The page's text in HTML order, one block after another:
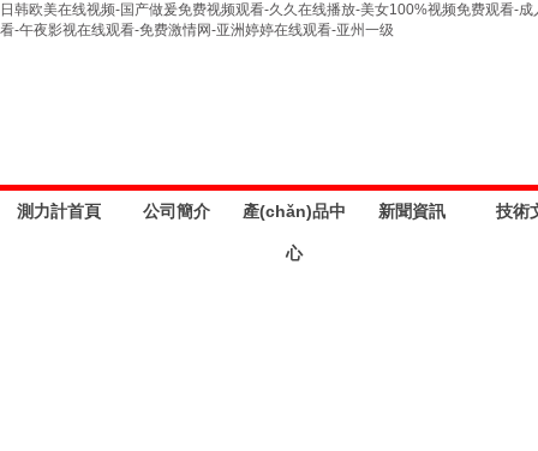
日韩欧美在线视频-国产做爰免费视频观看-久久在线播放-美女100%视频免费观看-
看-午夜影视在线观看-免费激情网-亚洲婷婷在线观看-亚州一级
測力計首頁 公司簡介 產(chǎn)品中
心
新聞資訊 技術